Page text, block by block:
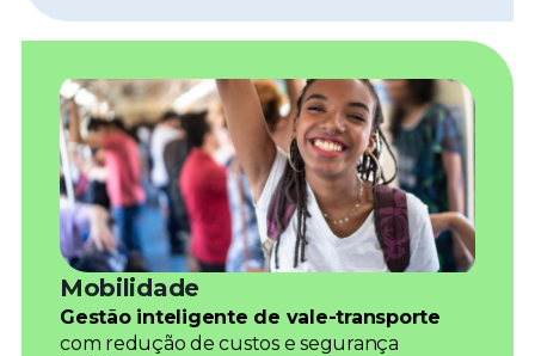
Mobilidade
Gestão inteligente de vale-transporte
com redução de custos e segurança